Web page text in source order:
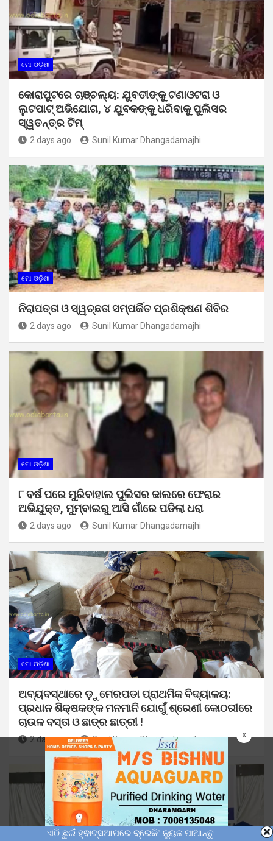
x
ମୋ ଓଡ଼ିଶା
କୋରାପୁଟରେ ଚାଞ୍ଚଲ୍ୟ: ଯୁବତୀଙ୍କୁ ଟଣାଓଟରା ଓ
ଲୁଟପାଟ୍ ଅଭିଯୋଗ, ୪ ଯୁବକଙ୍କୁ ଧରିବାକୁ ପୁଲିସର
ସ୍ୱତନ୍ତ୍ର ଟିମ୍
2 days ago Sunil Kumar Dhangadamajhi
ମୋ ଓଡ଼ିଶା
ନିରାପତ୍ତା ଓ ସ୍ୱଚ୍ଛତା ସମ୍ପର୍କିତ ପ୍ରଶିକ୍ଷଣ ଶିବିର
2 days ago Sunil Kumar Dhangadamajhi
ମୋ ଓଡ଼ିଶା
୮ ବର୍ଷ ପରେ ମୁରିବାହାଲ ପୁଲିସର ଜାଲରେ ଫେରାର
ଅଭିଯୁକ୍ତ, ମୁମ୍ବାଇରୁ ଆସି ଗାଁରେ ପଡିଲା ଧରା
2 days ago Sunil Kumar Dhangadamajhi
ମୋ ଓଡ଼ିଶା
ଅବ୍ୟବସ୍ଥାରେ ଡ଼ୁମେରପଡା ପ୍ରାଥମିକ ବିଦ୍ୟାଳୟ:
ପ୍ରଧାନ ଶିକ୍ଷକଙ୍କ ମନମାନି ଯୋଗୁଁ ଶ୍ରେଣୀ କୋଠରୀରେ
ଚାଉଳ ବସ୍ତା ଓ ଛାତ୍ର ଛାତ୍ରୀ !
2 days ago Sunil Kumar Dhangadamajhi
ଏଠି ଛୁଇଁ ହ୍ଵାଟ୍ସଆପରେ ବ୍ରେକିଂ ନ୍ୟୁଜ ପାଆନ୍ତୁ